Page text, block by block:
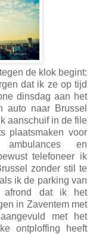
de klok begint:
dat ik ze op tijd
dinsdag aan het
auto naar Brussel
aanschuif in de file
plaatsmaken voor
ambulances en
telefoneer ik
zonder stil te
ik de parking van
afrond dat ik het
in Zaventem met
met het
ontploffing heeft